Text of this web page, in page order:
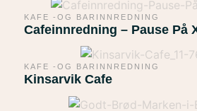
KAFE -OG BARINNREDNING
Cafeinnredning – Pause På
KAFE -OG BARINNREDNING
Kinsarvik Cafe